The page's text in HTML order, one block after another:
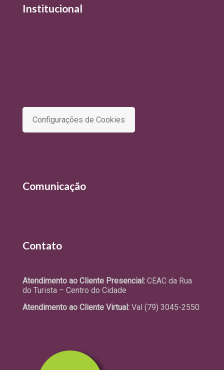
Institucional
Configurações de Cookies
Comunicação
Contato
Atendimento ao Cliente Presencial: CEAC da Rua
do Turista – Centro do Cidade
Atendimento ao Cliente Virtual: Val (79) 3045-2550